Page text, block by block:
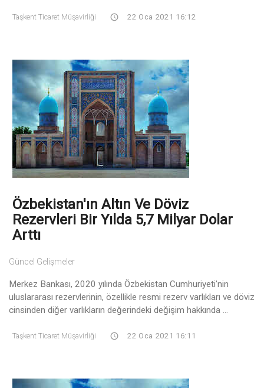
Taşkent Ticaret Müşavirliği 22 Oca 2021 16:12
Özbekistan'ın Altın Ve Döviz
Rezervleri Bir Yılda 5,7 Milyar Dolar
Arttı
Güncel Gelişmeler
Merkez Bankası, 2020 yılında Özbekistan Cumhuriyeti'nin
uluslararası rezervlerinin, özellikle resmi rezerv varlıkları ve döviz
cinsinden diğer varlıkların değerindeki değişim hakkında ...
Taşkent Ticaret Müşavirliği 22 Oca 2021 16:11